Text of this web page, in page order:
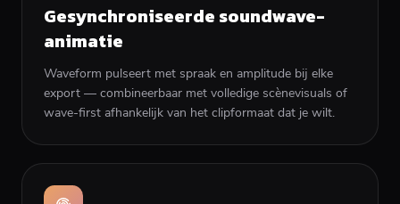
Gesynchroniseerde soundwave-
animatie
Waveform pulseert met spraak en amplitude bij elke
export — combineerbaar met volledige scènevisuals of
wave-first afhankelijk van het clipformaat dat je wilt.